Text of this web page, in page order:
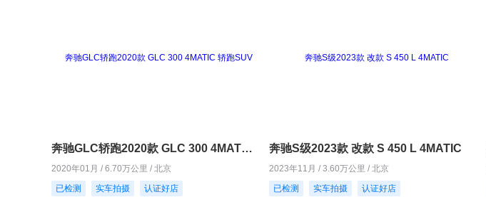
奔驰GLC轿跑2020款 GLC 300 4MATIC 轿跑SUV
2020年01月 / 6.70万公里 / 北京
已检测
实车拍摄 认证好店
奔驰S级2023款 改款 S 450 L 4MATIC
2023年11月 / 3.60万公里 / 北京
已检测
实车拍摄 认证好店